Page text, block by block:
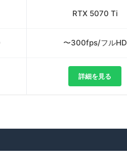
RTX 5070 Ti
〜300fps/フルHD
詳細を見る